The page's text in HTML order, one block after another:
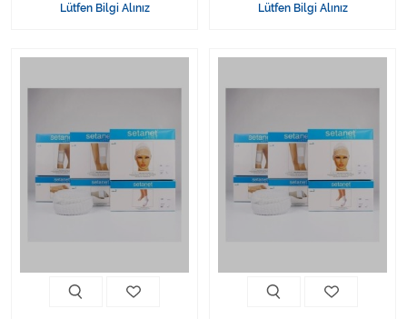
Sarf Malzemeleri
Sarf Malzemeleri
Sarf Malzemeleri
Tıbbi Tekstil Ürünleri
Tüm Kategorileri Gör
Lütfen Bilgi Alınız Lütfen Bilgi Alınız